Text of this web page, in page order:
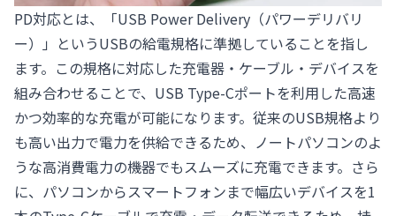
PD対応とは、「USB Power Delivery（パワーデリバリ
ー）」というUSBの給電規格に準拠していることを指し
ます。この規格に対応した充電器・ケーブル・デバイスを
組み合わせることで、USB Type-Cポートを利用した高速
かつ効率的な充電が可能になります。従来のUSB規格より
も高い出力で電力を供給できるため、ノートパソコンのよ
うな高消費電力の機器でもスムーズに充電できます。さら
に、パソコンからスマートフォンまで幅広いデバイスを1